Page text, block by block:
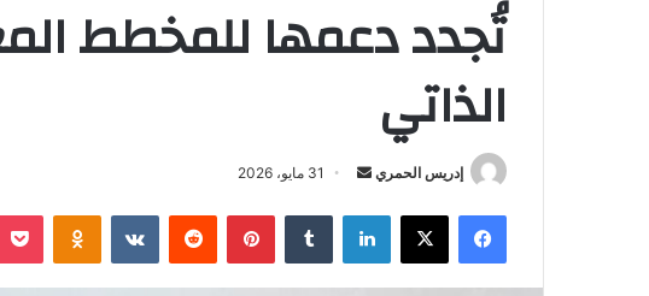
تُجدد دعمها للمخطط
الذاتي
إدريس الحمري
ل
ب
31 مايو، 2026
فيسبوك لينكدإن بينتيريست